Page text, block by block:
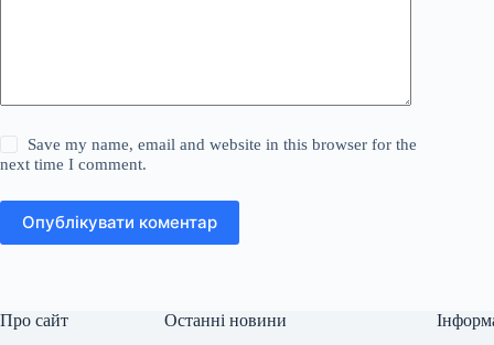
Save my name, email and website in this browser for the
next time I comment.
Опублікувати коментар
Про сайт Останні новини